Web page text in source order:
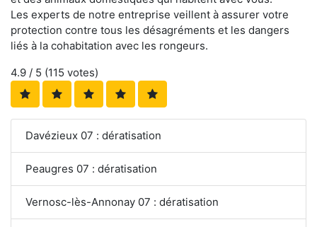
Les experts de notre entreprise veillent à assurer votre
protection contre tous les désagréments et les dangers
liés à la cohabitation avec les rongeurs.
4.9 / 5 (115 votes)
Davézieux 07 : dératisation
Peaugres 07 : dératisation
Vernosc-lès-Annonay 07 : dératisation